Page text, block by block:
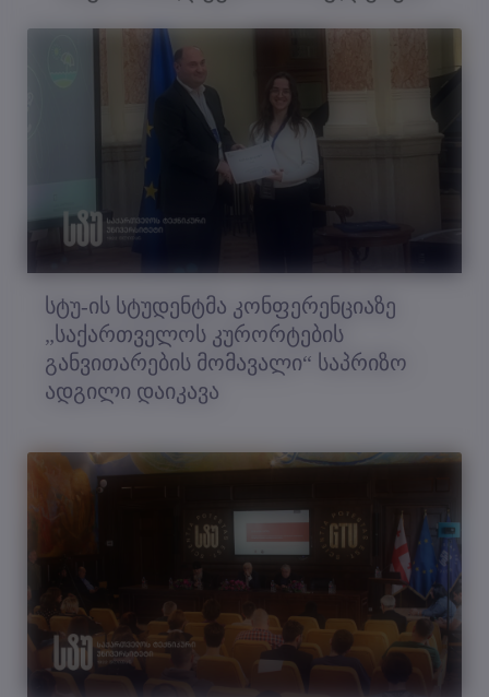
სტუ-ის სტუდენტმა კონფერენციაზე
„საქართველოს კურორტების
განვითარების მომავალი“ საპრიზო
ადგილი დაიკავა